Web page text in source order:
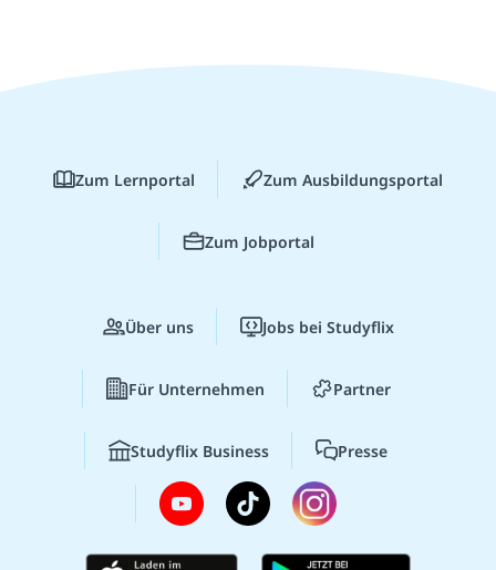
Zum Lernportal Zum Ausbildungsportal
Zum Jobportal
Über uns Jobs bei Studyflix
Für Unternehmen Partner
Studyflix Business Presse